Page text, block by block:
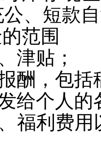
、短款
范围
津贴；
酬，包括
给个人的
福利费用